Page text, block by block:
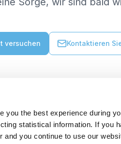
you the best experience during
statistical information. If you
you continue to use our
versuchen Kontaktieren